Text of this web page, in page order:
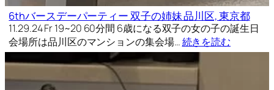
6thバースデーパーティー 双子の姉妹 品川区, 東京都
11.29.24 Fr 19~20 60分間 6歳になる双子の女の子の誕生日
会場所は品川区のマンションの集会場…続きを読む